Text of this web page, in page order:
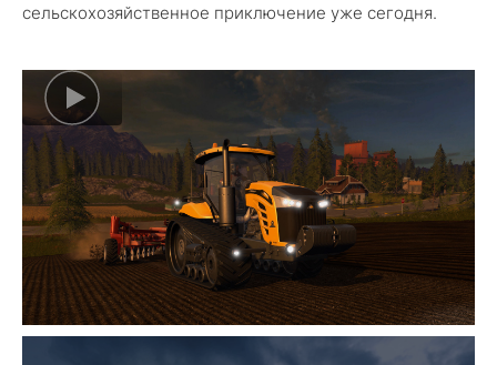
сельскохозяйственное приключение уже сегодня.